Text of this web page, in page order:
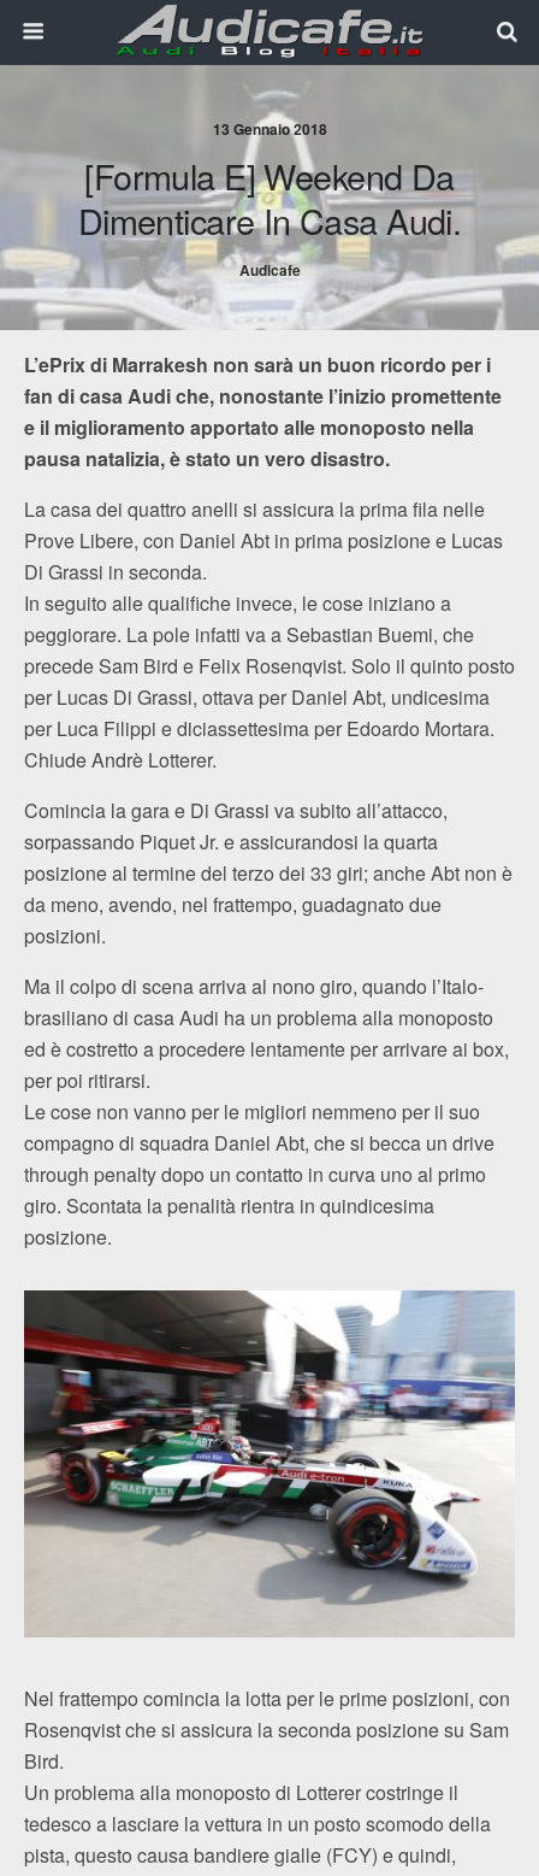
13 Gennaio 2018
[Formula E] Weekend Da
Dimenticare In Casa Audi.
Audicafe
L’ePrix di Marrakesh non sarà un buon ricordo per i
fan di casa Audi che, nonostante l’inizio promettente
e il miglioramento apportato alle monoposto nella
pausa natalizia, è stato un vero disastro.
La casa dei quattro anelli si assicura la prima fila nelle
Prove Libere, con Daniel Abt in prima posizione e Lucas
Di Grassi in seconda.
In seguito alle qualifiche invece, le cose iniziano a
peggiorare. La pole infatti va a Sebastian Buemi, che
precede Sam Bird e Felix Rosenqvist. Solo il quinto posto
per Lucas Di Grassi, ottava per Daniel Abt, undicesima
per Luca Filippi e diciassettesima per Edoardo Mortara.
Chiude Andrè Lotterer.
Comincia la gara e Di Grassi va subito all’attacco,
sorpassando Piquet Jr. e assicurandosi la quarta
posizione al termine del terzo dei 33 giri; anche Abt non è
da meno, avendo, nel frattempo, guadagnato due
posizioni.
Ma il colpo di scena arriva al nono giro, quando l’Italo-
brasiliano di casa Audi ha un problema alla monoposto
ed è costretto a procedere lentamente per arrivare ai box,
per poi ritirarsi.
Le cose non vanno per le migliori nemmeno per il suo
compagno di squadra Daniel Abt, che si becca un drive
through penalty dopo un contatto in curva uno al primo
giro. Scontata la penalità rientra in quindicesima
posizione.
Nel frattempo comincia la lotta per le prime posizioni, con
Rosenqvist che si assicura la seconda posizione su Sam
Bird.
Un problema alla monoposto di Lotterer costringe il
tedesco a lasciare la vettura in un posto scomodo della
pista, questo causa bandiere gialle (FCY) e quindi,